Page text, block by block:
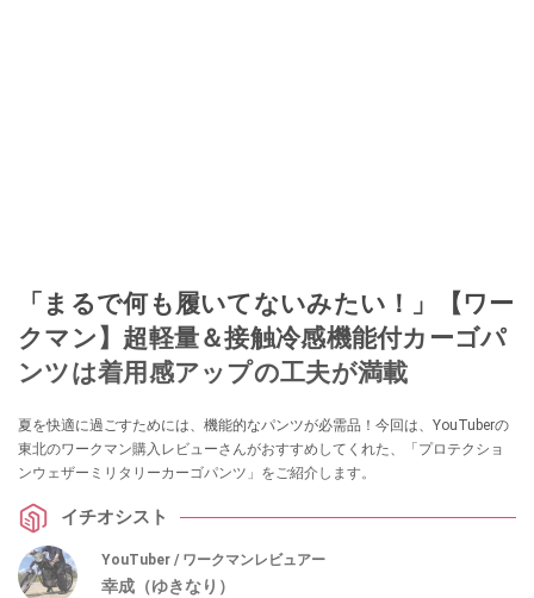
「まるで何も履いてないみたい！」【ワー
クマン】超軽量＆接触冷感機能付カーゴパ
ンツは着用感アップの工夫が満載
夏を快適に過ごすためには、機能的なパンツが必需品！今回は、YouTuberの
東北のワークマン購入レビューさんがおすすめしてくれた、「プロテクショ
ンウェザーミリタリーカーゴパンツ」をご紹介します。
イチオシスト
YouTuber / ワークマンレビュアー
幸成（ゆきなり）